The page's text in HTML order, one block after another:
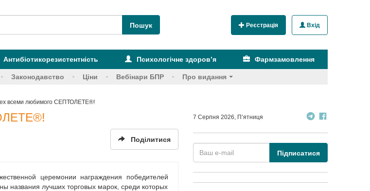
Реєстрація Вхід
Антибіотикорезистентність Психологічне здоров’я Фармзамовлення
Законодавство Ціни Вебінари БПР Про видання
всеми любимого СЕПТОЛЕТЕ®!
Поділитися
церемонии награждения победителей
названия лучших торговых марок, среди которых
7 Серпня 2026, П’ятниця
Підписатися